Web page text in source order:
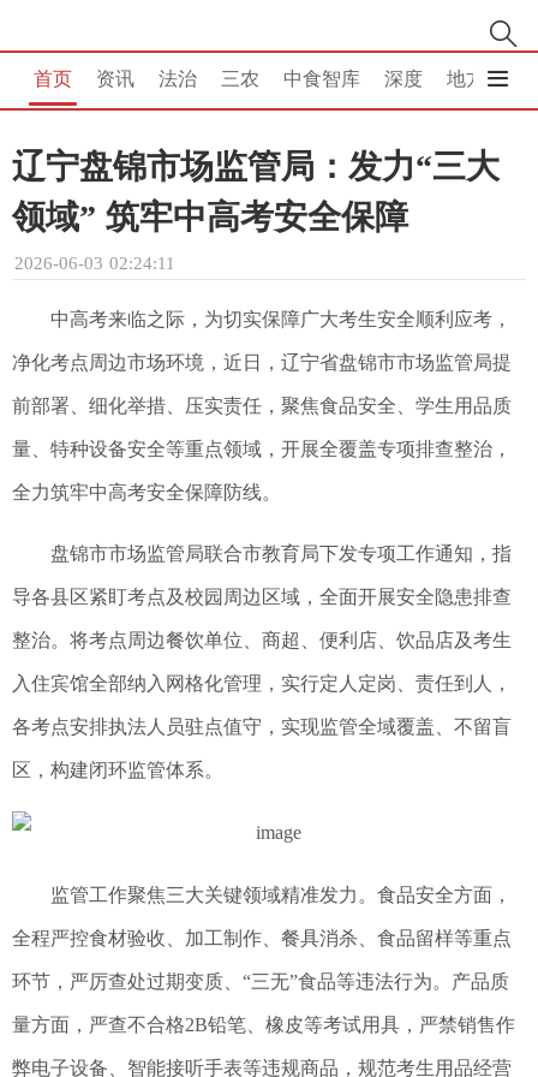
首页 资讯 法治 三农 中食智库 深度 地方
辽宁盘锦市场监管局：发力“三大
领域” 筑牢中高考安全保障
2026-06-03 02:24:11
中高考来临之际，为切实保障广大考生安全顺利应考，
净化考点周边市场环境，近日，辽宁省盘锦市市场监管局提
前部署、细化举措、压实责任，聚焦食品安全、学生用品质
量、特种设备安全等重点领域，开展全覆盖专项排查整治，
全力筑牢中高考安全保障防线。
盘锦市市场监管局联合市教育局下发专项工作通知，指
导各县区紧盯考点及校园周边区域，全面开展安全隐患排查
整治。将考点周边餐饮单位、商超、便利店、饮品店及考生
入住宾馆全部纳入网格化管理，实行定人定岗、责任到人，
各考点安排执法人员驻点值守，实现监管全域覆盖、不留盲
区，构建闭环监管体系。
监管工作聚焦三大关键领域精准发力。食品安全方面，
全程严控食材验收、加工制作、餐具消杀、食品留样等重点
环节，严厉查处过期变质、“三无”食品等违法行为。产品质
量方面，严查不合格2B铅笔、橡皮等考试用具，严禁销售作
弊电子设备、智能接听手表等违规商品，规范考生用品经营